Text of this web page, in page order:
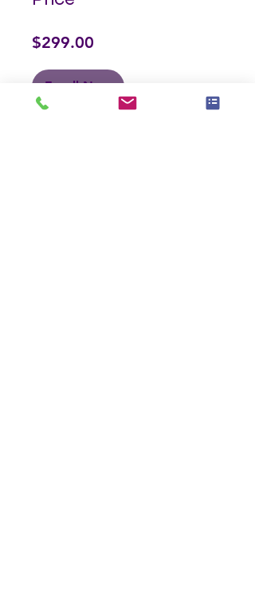
$299.00
Enroll Now